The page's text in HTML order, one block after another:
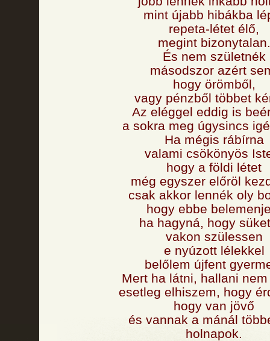
mint újabb hibákba
repeta-létet élő,
megint bizonytalan.
És nem születnék
másodszor azért
hogy örömből,
vagy pénzből többet
Az eléggel eddig is
a sokra meg úgysincs
Ha mégis rábírna
valami csökönyös
hogy a földi létet
még egyszer előröl
csak akkor lennék oly
hogy ebbe
ha hagyná, hogy
vakon szülessen
e nyúzott lélekkel
belőlem újfent
Mert ha látni, hallani
esetleg elhiszem, hogy
hogy van jövő
és vannak a mánál
holnapok.